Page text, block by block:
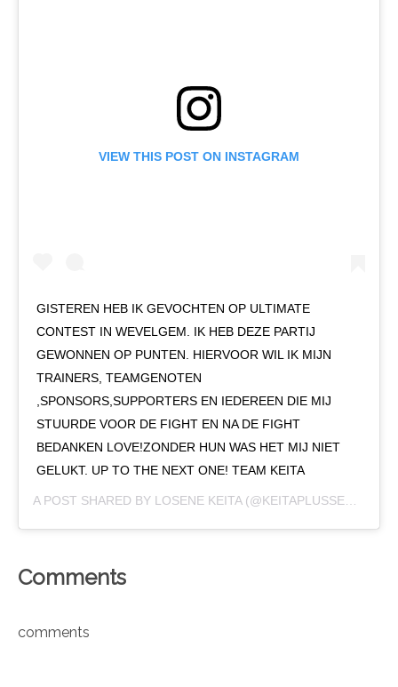
VIEW THIS POST ON INSTAGRAM
GISTEREN HEB IK GEVOCHTEN OP ULTIMATE
CONTEST IN WEVELGEM. IK HEB DEZE PARTIJ
GEWONNEN OP PUNTEN. HIERVOOR WIL IK MIJN
TRAINERS, TEAMGENOTEN
,SPONSORS,SUPPORTERS EN IEDEREEN DIE MIJ
STUURDE VOOR DE FIGHT EN NA DE FIGHT
BEDANKEN LOVE!ZONDER HUN WAS HET MIJ NIET
GELUKT. UP TO THE NEXT ONE! TEAM KEITA
A POST SHARED BY LOSENE KEITA(@KEITAPLUSSER) ON
Comments
comments